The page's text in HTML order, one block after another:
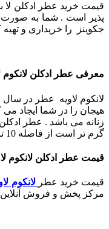
قیمت خرید عطر ادکلن لا
پذیر است . شما به صورت
جکوینز را خریداری و تهیه
معرفی عطر ادکلن لانکوم
لانکوم لاویه عطر در سال 2012 به بازار عطر و ادکلن وارد شد . این عطر در گروه بویایی گلی و میوه ای قرار دارد . و دربین بانوان طرفداران زیادی دارد .
هیجان را در شما ایجاد می
زنانه می باشد . عطر
گرم تر است از فاصله 10 تا 15 سانتی اسپری فرمایید .
قیمت عطر ادکلن لانکوم
قیمت خرید عطر لانکوم
مرکز پخش و فروش آنلاین